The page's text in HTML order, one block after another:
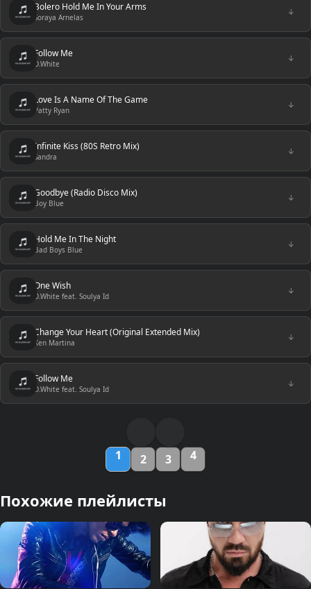
Bolero Hold Me In Your Arms
Soraya Arnelas
↓
Follow Me
D.White
↓
Love Is A Name Of The Game
Patty Ryan
↓
Infinite Kiss (80S Retro Mix)
Sandra
↓
Goodbye (Radio Disco Mix)
Boy Blue
↓
Hold Me In The Night
Bad Boys Blue
↓
One Wish
D.White feat. Soulya Id
↓
Change Your Heart (Original Extended Mix)
Ken Martina
↓
Follow Me
D.White feat. Soulya Id
↓
1 2 3 4
Похожие плейлисты